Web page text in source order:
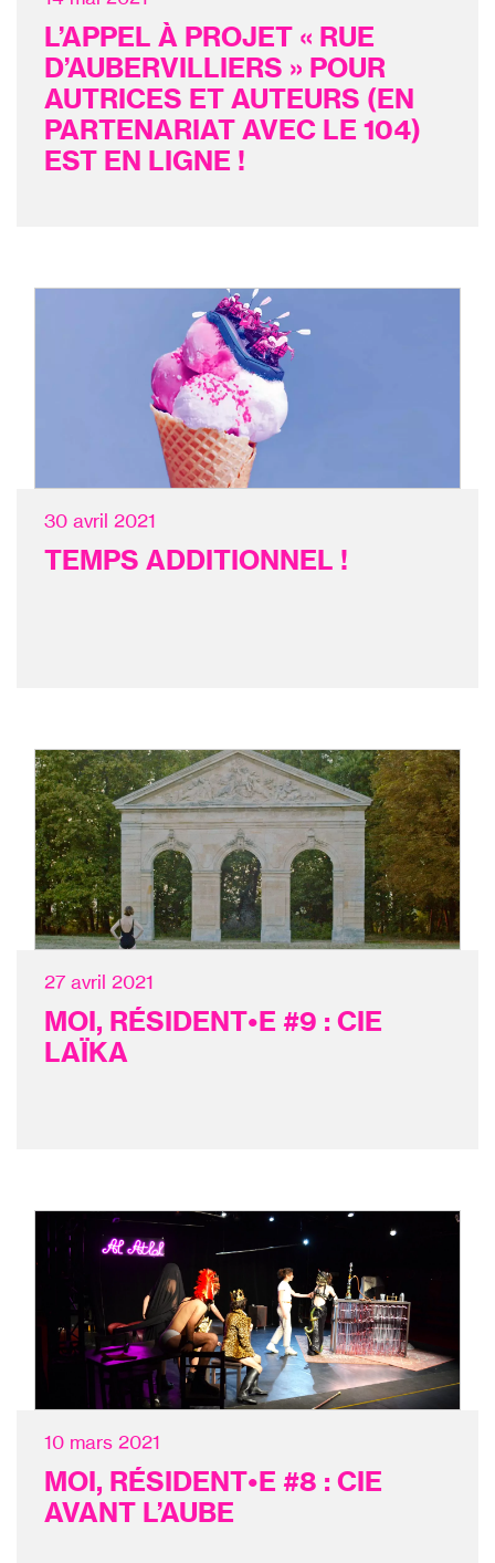
L’APPEL À PROJET « RUE
D’AUBERVILLIERS » POUR
AUTRICES ET AUTEURS (EN
PARTENARIAT AVEC LE 104)
EST EN LIGNE !
30 avril 2021
TEMPS ADDITIONNEL !
27 avril 2021
MOI, RÉSIDENT•E #9 : CIE
LAÏKA
10 mars 2021
MOI, RÉSIDENT•E #8 : CIE
AVANT L’AUBE